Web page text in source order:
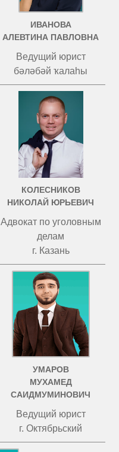
ИВАНОВА
АЛЕВТИНА ПАВЛОВНА
Ведущий юрист
бәләбәй ҡалаһы
КОЛЕСНИКОВ
НИКОЛАЙ ЮРЬЕВИЧ
Адвокат по уголовным
делам
г. Казань
УМАРОВ
МУХАМЕД
САИДМУМИНОВИЧ
Ведущий юрист
г. Октябрьский